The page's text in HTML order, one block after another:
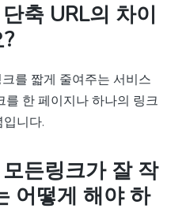
축 URL의 차이
를 짧게 줄여주는 서비스
를 한 페이지나 하나의 링크
니다.
든링크가 잘 작
어떻게 해야 하